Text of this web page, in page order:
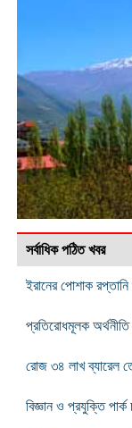
সর্বাধিক পঠিত খবর
ইরানের পোশাক
প্রতিরোধমূলক অর্থনীতি
রোজ ৩৪ লাখ ব্যারেল
বিজ্ঞান ও প্রযুক্তি